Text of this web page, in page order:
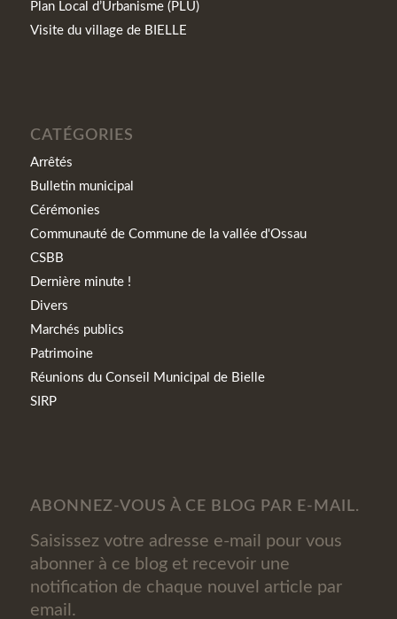
Plan Local d’Urbanisme (PLU)
Visite du village de BIELLE
CATÉGORIES
Arrêtés
Bulletin municipal
Cérémonies
Communauté de Commune de la vallée d'Ossau
CSBB
Dernière minute !
Divers
Marchés publics
Patrimoine
Réunions du Conseil Municipal de Bielle
SIRP
ABONNEZ-VOUS À CE BLOG PAR E-MAIL.
Saisissez votre adresse e-mail pour vous
abonner à ce blog et recevoir une
notification de chaque nouvel article par
email.